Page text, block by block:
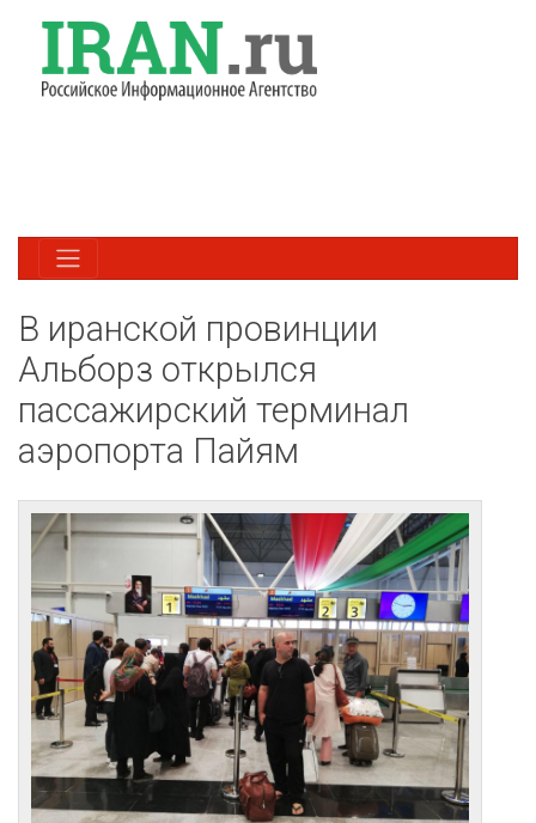
В иранской провинции
Альборз открылся
пассажирский терминал
аэропорта Пайям